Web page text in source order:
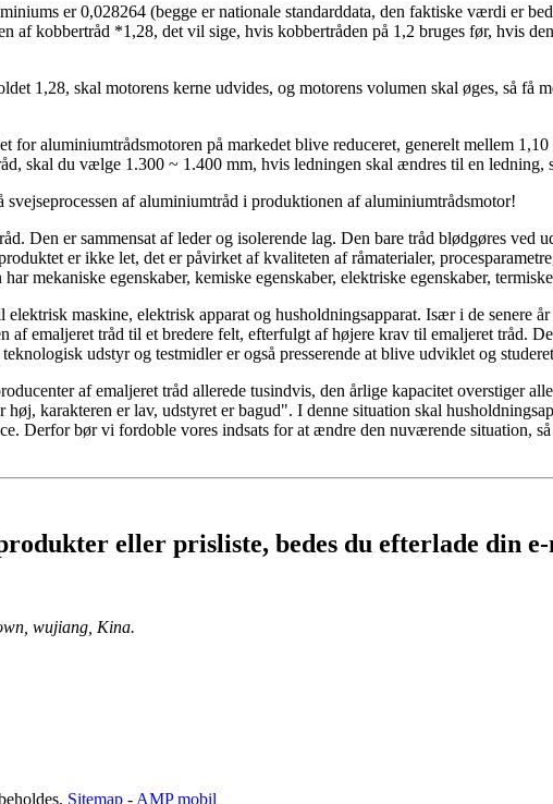
er 0,028264 (begge er nationale standarddata, den faktiske værdi er
af ​​kobbertråd *1,28, det vil sige, hvis kobbertråden på 1,2 bruges før, hvis
1,28, skal motorens kerne udvides, og motorens volumen skal øges, så få
for aluminiumtrådsmotoren på markedet blive reduceret, generelt mellem
skal du vælge 1.300 ~ 1.400 mm, hvis ledningen skal ændres til en
af ​​aluminiumtråd i produktionen af ​​aluminiumtrådsmotor!
Den er sammensat af leder og isolerende lag. Den bare tråd blødgøres ved
er ikke let, det er påvirket af kvaliteten af ​​råmaterialer,
mekaniske egenskaber, kemiske egenskaber, elektriske egenskaber,
maskine, elektrisk apparat og husholdningsapparat. Især i de
af ​​emaljeret tråd til et bredere felt, efterfulgt af højere krav til emaljeret tråd.
udstyr og testmidler er også presserende at blive udviklet og
af emaljeret tråd allerede tusindvis, den årlige kapacitet overstiger
høj, karakteren er lav, udstyret er bagud". I denne situation skal
Derfor bør vi fordoble vores indsats for at ændre den nuværende situation,
eller prisliste, bedes du efterlade din
wujiang, Kina.
Sitemap - AMP mobil